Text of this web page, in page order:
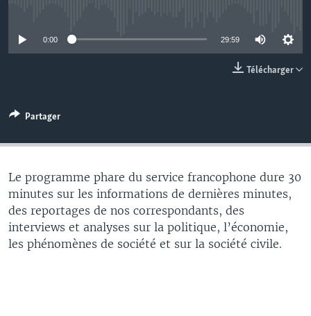
0:00 29:59
Télécharger
Partager
Le programme phare du service francophone dure 30
minutes sur les informations de dernières minutes,
des reportages de nos correspondants, des
interviews et analyses sur la politique, l’économie,
les phénomènes de société et sur la société civile.